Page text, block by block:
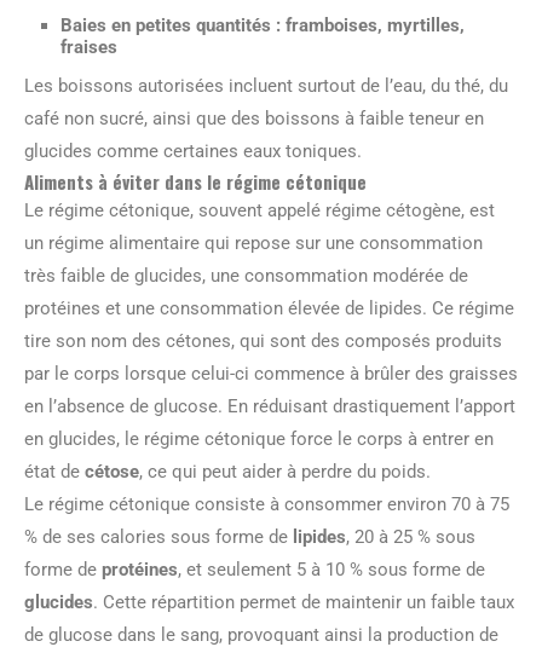
Baies en petites quantités : framboises, myrtilles,
fraises
Les boissons autorisées incluent surtout de l’eau, du thé, du
café non sucré, ainsi que des boissons à faible teneur en
glucides comme certaines eaux toniques.
Aliments à éviter dans le régime cétonique
Le régime cétonique, souvent appelé régime cétogène, est
un régime alimentaire qui repose sur une consommation
très faible de glucides, une consommation modérée de
protéines et une consommation élevée de lipides. Ce régime
tire son nom des cétones, qui sont des composés produits
par le corps lorsque celui-ci commence à brûler des graisses
en l’absence de glucose. En réduisant drastiquement l’apport
en glucides, le régime cétonique force le corps à entrer en
état de cétose, ce qui peut aider à perdre du poids.
Le régime cétonique consiste à consommer environ 70 à 75
% de ses calories sous forme de lipides, 20 à 25 % sous
forme de protéines, et seulement 5 à 10 % sous forme de
glucides. Cette répartition permet de maintenir un faible taux
de glucose dans le sang, provoquant ainsi la production de